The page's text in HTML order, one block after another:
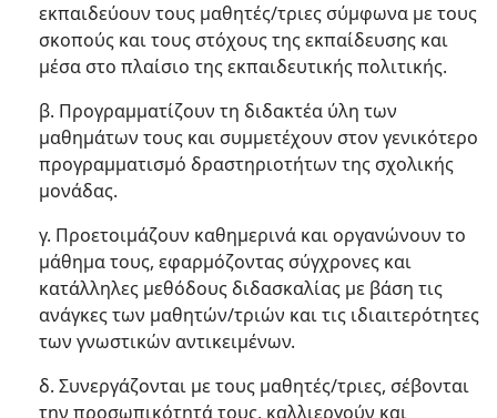
εκπαιδεύουν τους μαθητές/τριες σύμφωνα με τους
σκοπούς και τους στόχους της εκπαίδευσης και
μέσα στο πλαίσιο της εκπαιδευτικής πολιτικής.
β. Προγραμματίζουν τη διδακτέα ύλη των
μαθημάτων τους και συμμετέχουν στον γενικότερο
προγραμματισμό δραστηριοτήτων της σχολικής
μονάδας.
γ. Προετοιμάζουν καθημερινά και οργανώνουν το
μάθημα τους, εφαρμόζοντας σύγχρονες και
κατάλληλες μεθόδους διδασκαλίας με βάση τις
ανάγκες των μαθητών/τριών και τις ιδιαιτερότητες
των γνωστικών αντικειμένων.
δ. Συνεργάζονται με τους μαθητές/τριες, σέβονται
την προσωπικότητά τους, καλλιεργούν και